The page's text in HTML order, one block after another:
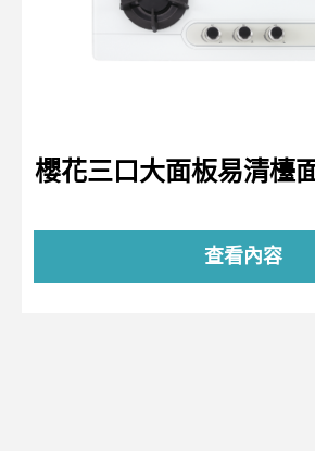
櫻花三口大面板易清檯
查看內容